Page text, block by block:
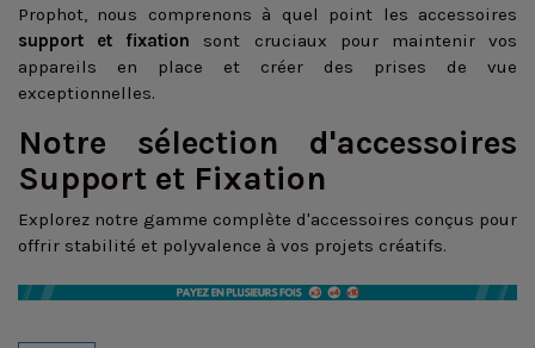
Prophot, nous comprenons à quel point les accessoires
support et fixation sont cruciaux pour maintenir vos
appareils en place et créer des prises de vue
exceptionnelles.
Notre sélection d'accessoires
Support et Fixation
Explorez notre gamme complète d'accessoires conçus pour
offrir stabilité et polyvalence à vos projets créatifs.